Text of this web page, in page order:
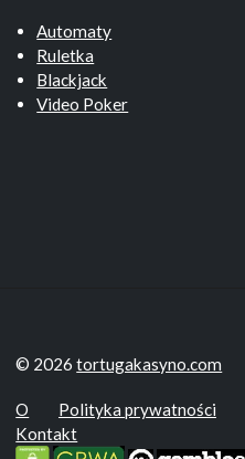
Automaty
Ruletka
Blackjack
Video Poker
© 2026tortugakasyno.com
O Polityka prywatności
Kontakt